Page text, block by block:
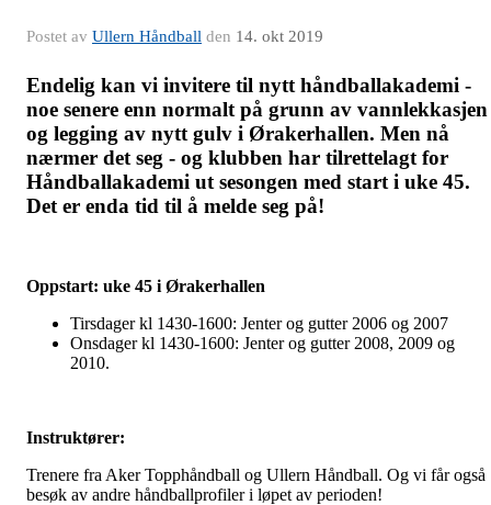
Postet av Ullern Håndball den 14. okt 2019
Endelig kan vi invitere til nytt håndballakademi -
noe senere enn normalt på grunn av vannlekkasjen
og legging av nytt gulv i Ørakerhallen. Men nå
nærmer det seg - og klubben har tilrettelagt for
Håndballakademi ut sesongen med start i uke 45.
Det er enda tid til å melde seg på!
Oppstart: uke 45 i Ørakerhallen
Tirsdager kl 1430-1600: Jenter og gutter 2006 og 2007
Onsdager kl 1430-1600: Jenter og gutter 2008, 2009 og
2010.
Instruktører:
Trenere fra Aker Topphåndball og Ullern Håndball. Og vi får også
besøk av andre håndballprofiler i løpet av perioden!